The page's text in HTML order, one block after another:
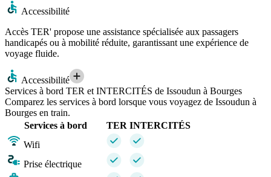
Accessibilité
Accès TER' propose une assistance spécialisée aux passagers
handicapés ou à mobilité réduite, garantissant une expérience de
voyage fluide.
Accessibilité
Services à bord TER et INTERCITÉS de Issoudun à Bourges
Comparez les services à bord lorsque vous voyagez de Issoudun à
Bourges en train.
Services à bord
TER INTERCITÉS
Wifi
Prise électrique